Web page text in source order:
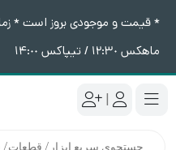
* قیمت و موجودی بروز است *
ماهکس ١٢:٣٠ / تیپاکس ١۴:٠٠
|